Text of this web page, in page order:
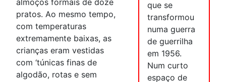
que se
transformou
numa guerra
de guerrilha
em 1956.
Num curto
espaço de
almoços formais de doze
pratos. Ao mesmo tempo,
com temperaturas
extremamente baixas, as
crianças eram vestidas
com ‘túnicas finas de
algodão, rotas e sem